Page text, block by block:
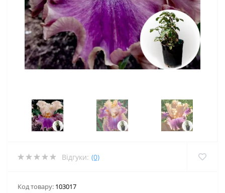
Відгуки: (0)
Код товару: 103017